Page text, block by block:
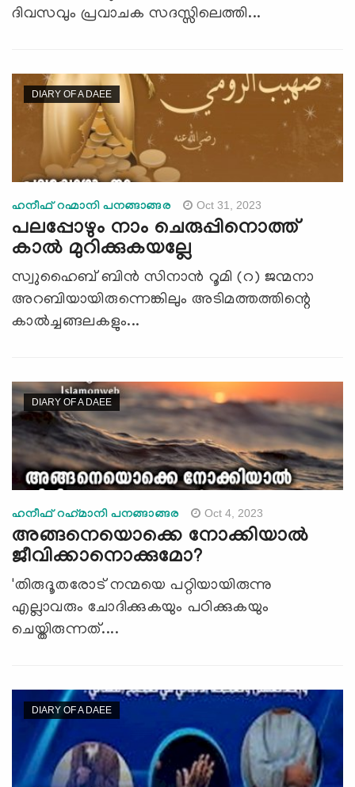
ദിവസവും പ്രവാചക സദസ്സിലെത്തി...
DIARY OF A DAEE
ഹനീഫ് റഹ്മാനി പനങ്ങാങ്ങര Oct 31, 2023
പലപ്പോഴും നാം ചെരുപ്പിനൊത്ത്
കാല്‍ മുറിക്കുകയല്ലേ
സ്വുഹൈബ് ബിൻ സിനാൻ റൂമി (റ) ജന്മനാ
അറബിയായിരുന്നെങ്കിലും അടിമത്തത്തിന്റെ
കാൽച്ചങ്ങലകളും...
DIARY OF A DAEE
ഹനീഫ് റഹ്‌മാനി പനങ്ങാങ്ങര Oct 4, 2023
അങ്ങനെയൊക്കെ നോക്കിയാൽ
ജീവിക്കാനൊക്കുമോ?
'തിരുദൂതരോട് നന്മയെ പറ്റിയായിരുന്നു
എല്ലാവരും ചോദിക്കുകയും പഠിക്കുകയും
ചെയ്തിരുന്നത്....
DIARY OF A DAEE